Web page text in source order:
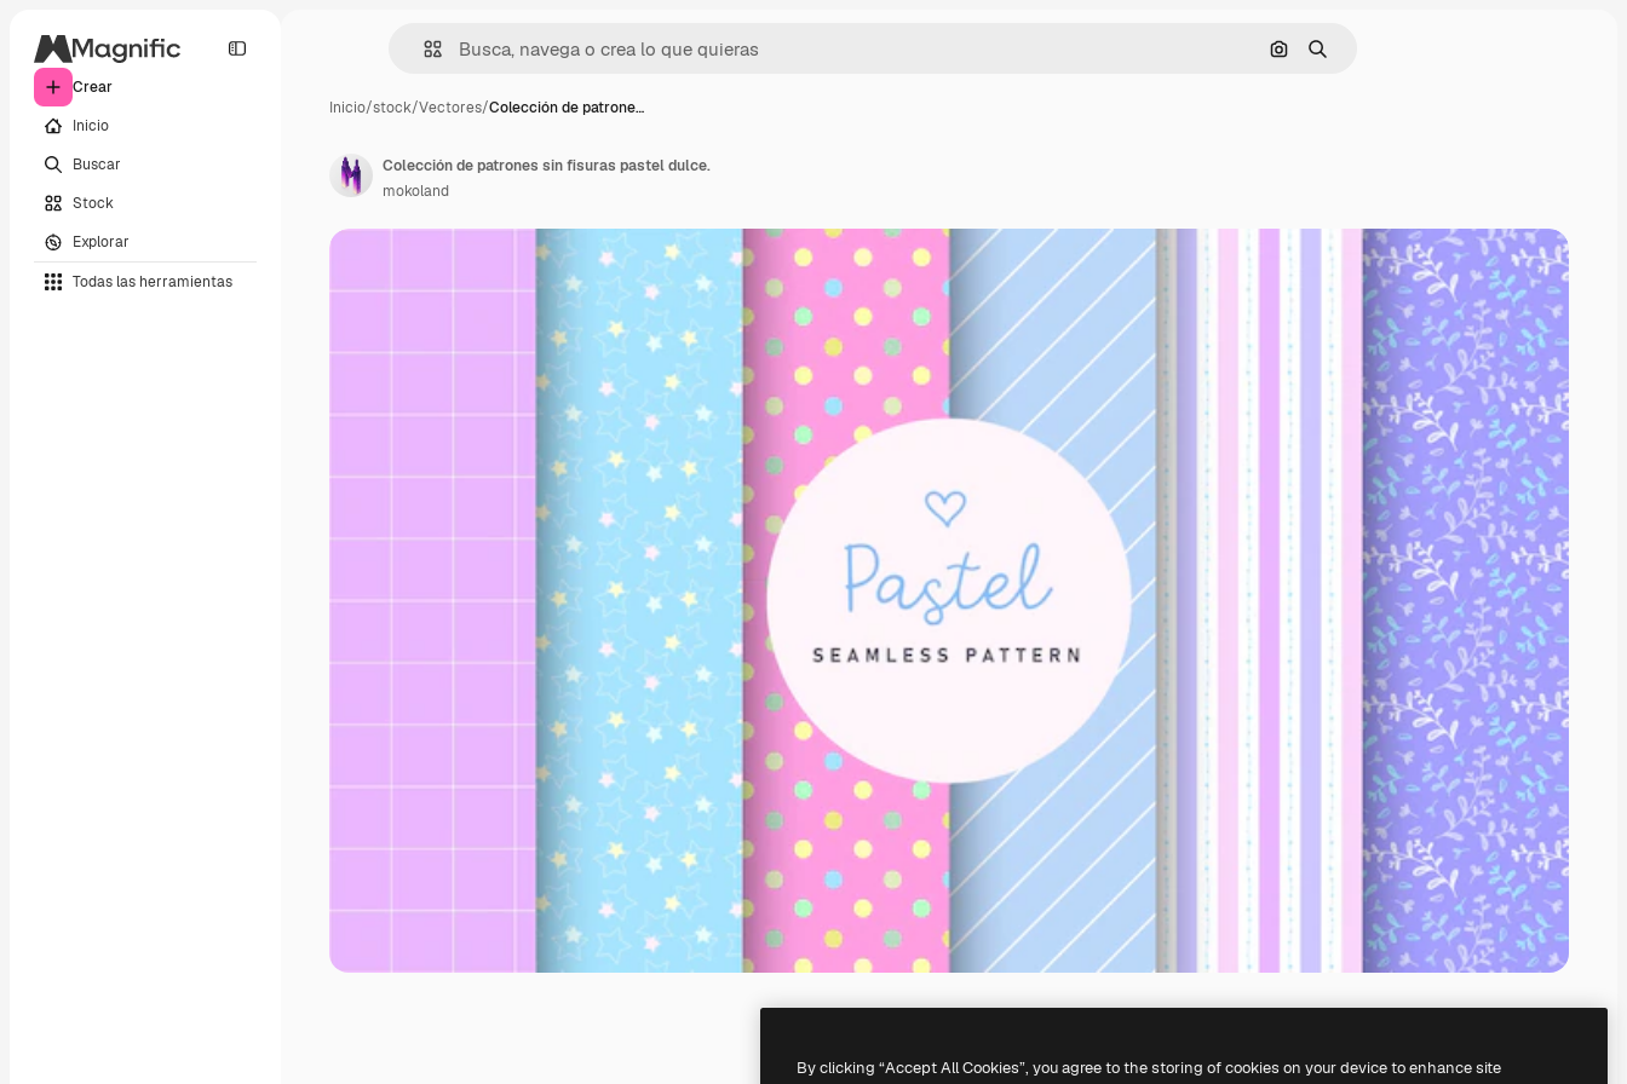
Crear
Inicio
Buscar
Stock
Explorar
Todas las herramientas
Buscar por imagen
Buscar
Inicio/stock/Vectores/Colección de patrone…
Colección de patrones sin fisuras pastel dulce.
mokoland
By clicking “Accept All Cookies”, you agree to the storing of cookies on your device to enhance site